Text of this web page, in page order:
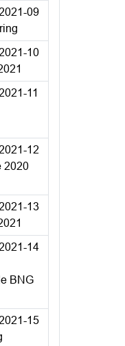
09
10
11
12
2020
13
14
BNG
15